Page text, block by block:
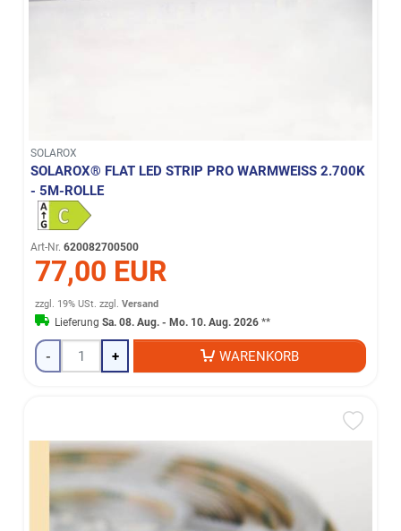
SOLAROX
SOLAROX® FLAT LED STRIP PRO WARMWEISS 2.700K -
5M-ROLLE
Art-Nr. 620082700500
77,00 EUR
zzgl. 19% USt. zzgl.Versand
LieferungSa. 08. Aug. - Mo. 10. Aug. 2026 **
- + WARENKORB